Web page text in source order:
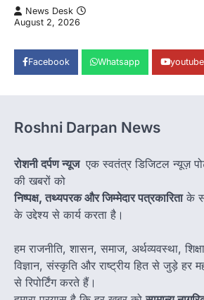
News Desk
August 2, 2026
Facebook Whatsapp youtube
Roshni Darpan News
रोशनी दर्पण न्यूज एक स्वतंत्र डिजिटल न्यूज़
की खबरों को
निष्पक्ष, तथ्यपरक और जिम्मेदार पत्रकारिताके
के उद्देश्य से कार्य करता है।
हम राजनीति, शासन, समाज, अर्थव्यवस्था,
विज्ञान, संस्कृति और राष्ट्रीय हित से जुड़े हर
से रिपोर्टिंग करते हैं।